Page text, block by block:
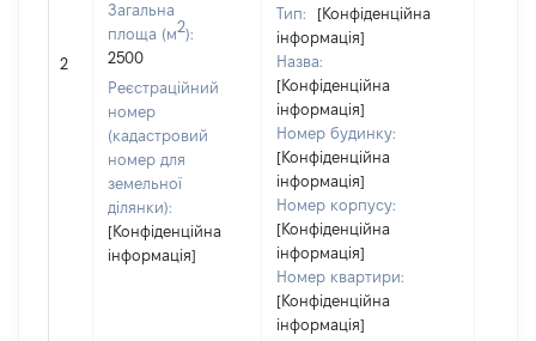
2
Загальна
площа (м2):
2500
Реєстраційний
номер
(кадастровий
номер для
земельної
ділянки):
[Конфіденційна
інформація]
Тип:
[Конфіденційна
інформація]
Назва:
[Конфіденційна
інформація]
Номер будинку:
[Конфіденційна
інформація]
Номер корпусу:
[Конфіденційна
інформація]
Номер квартири:
[Конфіденційна
інформація]